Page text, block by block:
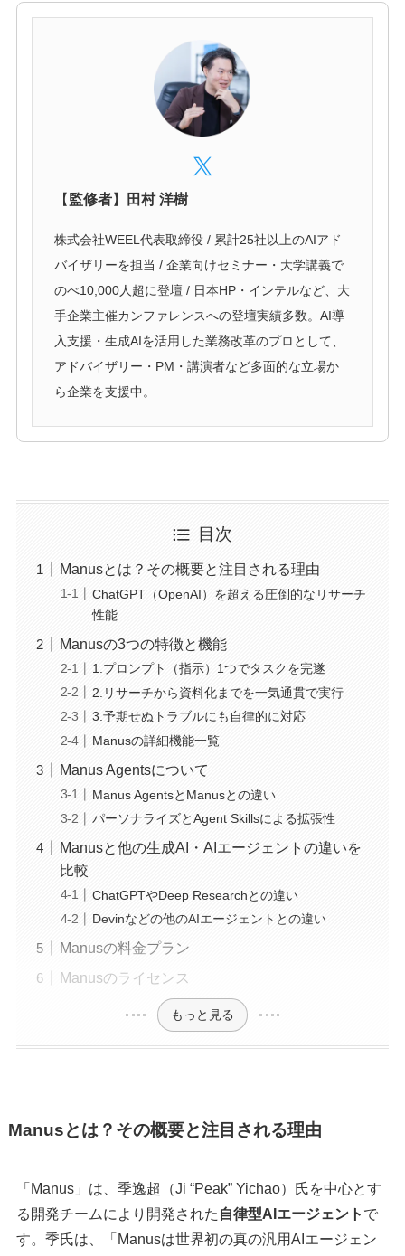
【 監修者】 田村 洋樹
株式会社WEEL代表取締役 / 累計25社以上のAIアド
バイザリーを担当 / 企業向けセミナー・大学講義で
のべ10,000人超に登壇 / 日本HP・インテルなど、大
手企業主催カンファレンスへの登壇実績多数。AI導
入支援・生成AIを活用した業務改革のプロとして、
アドバイザリー・PM・講演者など多面的な立場か
ら企業を支援中。
目次
Manusとは？その概要と注目される理由
ChatGPT（OpenAI）を超える圧倒的なリサーチ
性能
Manusの3つの特徴と機能
1.プロンプト（指示）1つでタスクを完遂
2.リサーチから資料化までを一気通貫で実行
3.予期せぬトラブルにも自律的に対応
Manusの詳細機能一覧
Manus Agentsについて
Manus AgentsとManusとの違い
パーソナライズとAgent Skillsによる拡張性
Manusと他の生成AI・AIエージェントの違いを
比較
ChatGPTやDeep Researchとの違い
Devinなどの他のAIエージェントとの違い
Manusの料金プラン
Manusのライセンス
もっと見る
Manusとは？その概要と注目される理由
「Manus」は、季逸超（Ji “Peak” Yichao）氏を中心とす
る開発チームにより開発された 自律型AIエージェント で
す。季氏は、「Manusは世界初の真の汎用AIエージェン